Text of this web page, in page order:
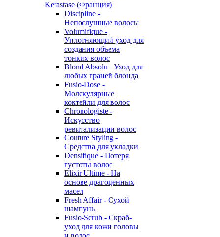
Kerastase (Франция)
Discipline -
Непослушные волосы
Volumifique -
Уплотняющий уход для
создания объема
тонких волос
Blond Absolu - Уход для
любых граней блонда
Fusio-Dose -
Молекулярные
коктейли для волос
Chronologiste -
Искусство
ревитализации волос
Couture Styling -
Средства для укладки
Densifique - Потеря
густоты волос
Elixir Ultime - На
основе драгоценных
масел
Fresh Affair - Сухой
шампунь
Fusio-Scrub - Скраб-
уход для кожи головы
и волос